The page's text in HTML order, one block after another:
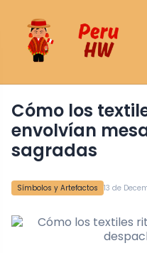
Símbolos y Artefactos 13 de
Cómo los textiles rituales
envolvían
sagradas